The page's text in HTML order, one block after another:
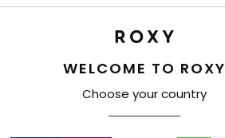
WELCOME TO ROXY
Choose your country